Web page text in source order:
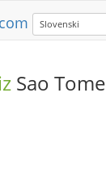
Slovenski
Sao Tome